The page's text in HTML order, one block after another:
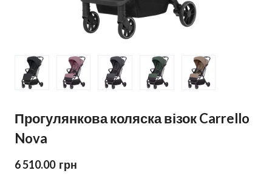
Прогулянкова коляска візок Carrello
Nova
6 510.00  грн